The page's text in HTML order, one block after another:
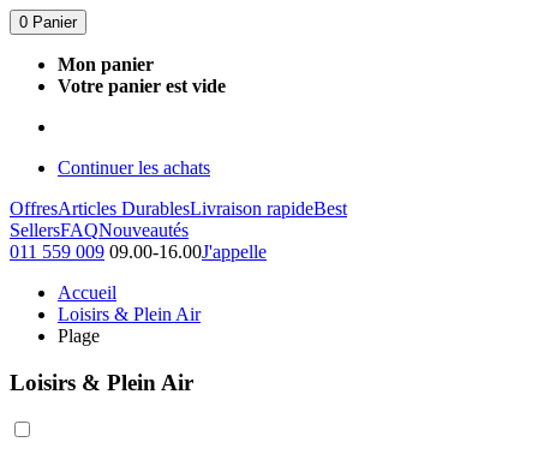
0 Panier
Mon panier
Votre panier est vide
Continuer les achats
OffresArticles DurablesLivraison rapideBest
SellersFAQNouveautés
011 559 009 09.00-16.00J'appelle
Accueil
Loisirs & Plein Air
Plage
Loisirs & Plein Air